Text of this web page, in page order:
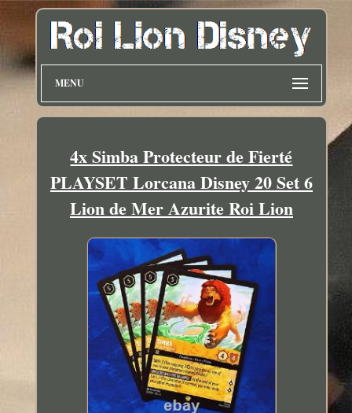
MENU
4x Simba Protecteur de Fierté
PLAYSET Lorcana Disney 20 Set 6
Lion de Mer Azurite Roi Lion